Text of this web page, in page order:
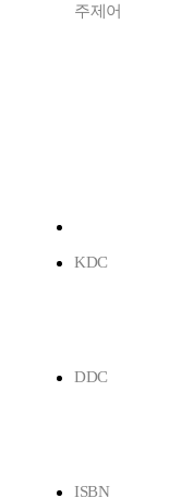
주제어
KDC
DDC
ISBN